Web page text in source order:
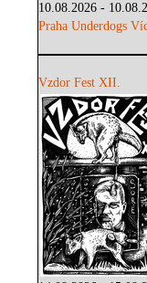
10.08.2026 -
Praha Underdogs
Vzdor Fest XII.